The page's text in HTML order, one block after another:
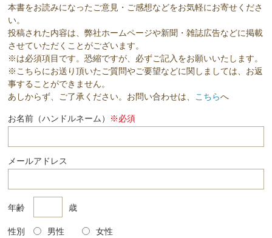
本書をお読みになったご意見・ご感想などをお気軽にお寄せくださ
い。
投稿された内容は、弊社ホームページや新聞・雑誌広告などに掲載
させていただくことがございます。
※は必須項目です。恐縮ですが、必ずご記入をお願いいたします。
※こちらにお送り頂いたご質問やご要望などに関しましては、お返
事することができません。
あしからず、ご了承ください。お問い合わせは、 こちらへ
お名前（ハンドルネーム） ※必須
メールアドレス
年齢 歳
性別 男性 女性